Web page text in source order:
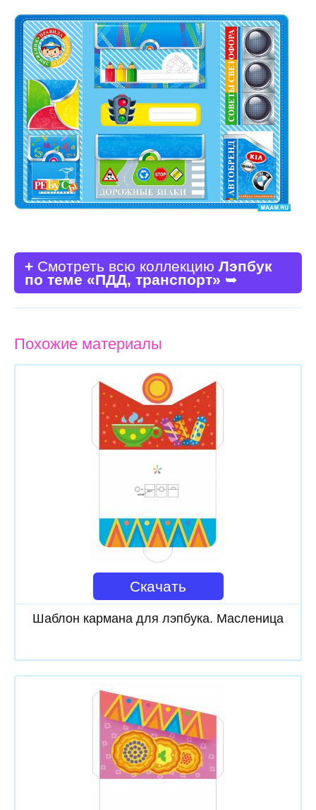
+ Смотреть всю коллекцию Лэпбук
по теме «ПДД, транспорт» ➥
Похожие материалы
Скачать
Шаблон кармана для лэпбука. Масленица